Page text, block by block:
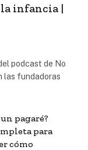
infancia |
podcast de No
las fundadoras
un pagaré?
para
cómo